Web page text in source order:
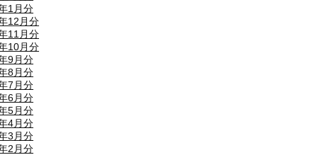
1月分
12月分
11月分
10月分
9月分
8月分
7月分
6月分
5月分
4月分
3月分
2月分